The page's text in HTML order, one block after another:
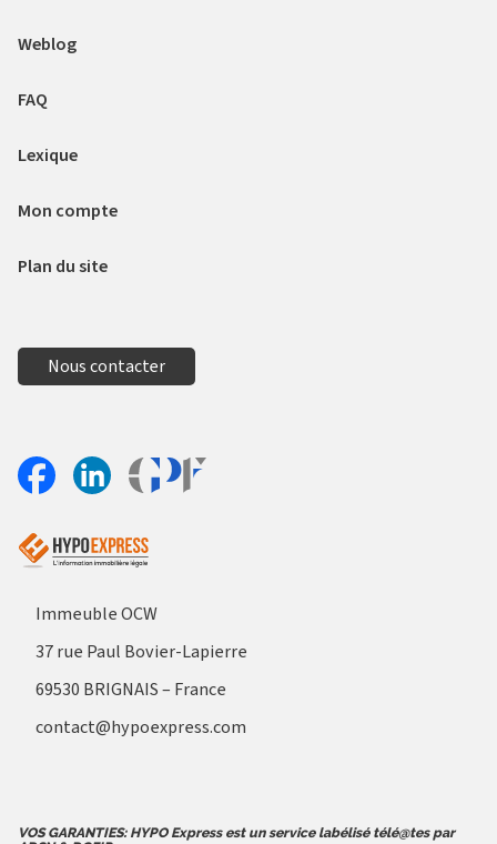
Weblog
FAQ
Lexique
Mon compte
Plan du site
Nous contacter
Immeuble OCW
37 rue Paul Bovier-Lapierre
69530 BRIGNAIS – France
contact@hypoexpress.com
VOS GARANTIES: HYPO Express est un service labélisé télé@tes par